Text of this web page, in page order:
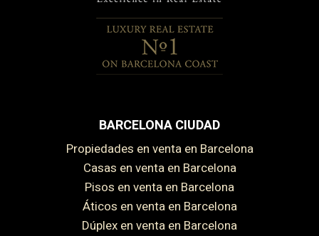
BARCELONA CIUDAD
Propiedades en venta en Barcelona
Casas en venta en Barcelona
Pisos en venta en Barcelona
Áticos en venta en Barcelona
Dúplex en venta en Barcelona